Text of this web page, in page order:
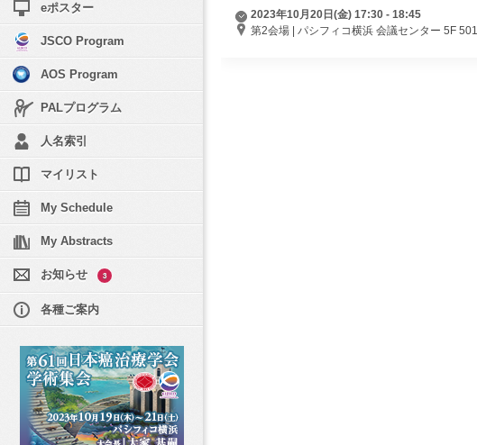
2023年10月20日(金) 17:30 - 18:45
第2会場 | パシフィコ横浜 会議センター 5F
eポスター
JSCO Program
AOS Program
PALプログラム
人名索引
マイリスト
My Schedule
My Abstracts
お知らせ 3
各種ご案内